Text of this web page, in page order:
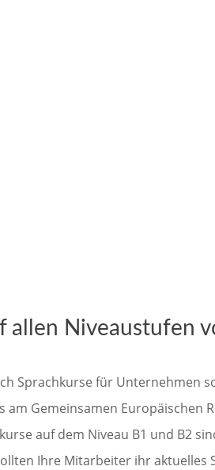
allen Niveaustufen
Sprachkurse für Unternehmen
Gemeinsamen Europäischen
auf dem Niveau B1 und B2
Ihre Mitarbeiter ihr